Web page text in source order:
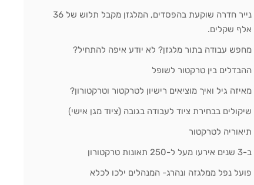
נייר חדרה שוקעת בהפסדים, המלגזן מקבל תלוש של 36
אלף שקלים.
מחפש עבודה בתור מלגזן? לא יודע איפה להתחיל?
ההבדלים בין טרקטור לשופל
מאיזה גיל ואיך מוציאים רישיון לטרקטור וטרקטורון?
שיקולים בבחירת ציוד לעבודה בגובה (ציוד מגן אישי)
תיאוריה לטרקטור
ב-3 שנים אירעו מעל ל-250 תאונות טרקטורון
פועל נפל ממלגזה ונהרג- המנהלים ילכו לכלא